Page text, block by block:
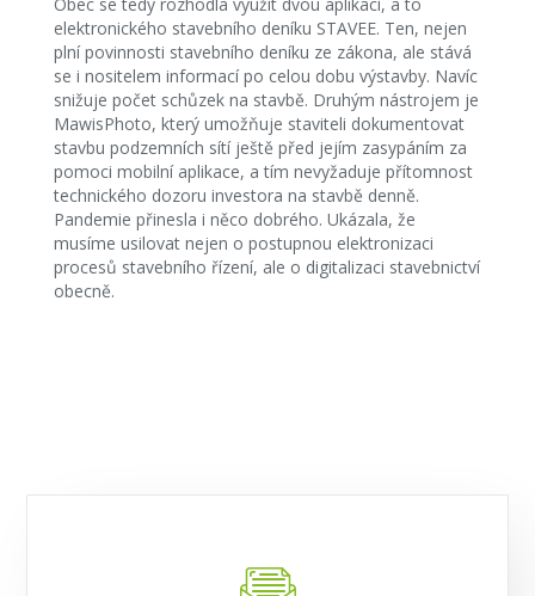
elektronického stavebního deníku STAVEE. Ten, nejen
plní povinnosti stavebního deníku ze zákona, ale stává
se i nositelem informací po celou dobu výstavby. Navíc
snižuje počet schůzek na stavbě. Druhým nástrojem je
MawisPhoto, který umožňuje staviteli dokumentovat
stavbu podzemních sítí ještě před jejím zasypáním za
pomoci mobilní aplikace, a tím nevyžaduje přítomnost
technického dozoru investora na stavbě denně.
Pandemie přinesla i něco dobrého. Ukázala, že
musíme usilovat nejen o postupnou elektronizaci
procesů stavebního řízení, ale o digitalizaci stavebnictví
obecně.